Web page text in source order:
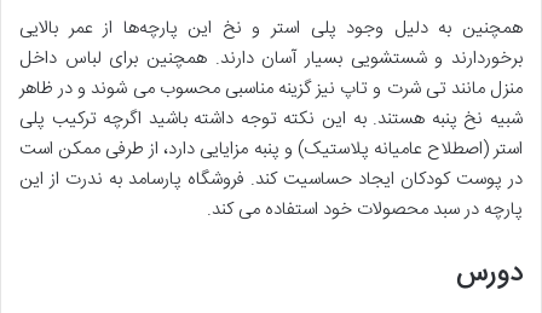
همچنین به دلیل وجود پلی استر و نخ این پارچه‌ها از عمر بالایی
برخوردارند و شستشویی بسیار آسان دارند. همچنین برای لباس داخل
منزل مانند تی شرت و تاپ نیز گزینه مناسبی محسوب می شوند و در ظاهر
شبیه نخ پنبه هستند. به این نکته توجه داشته باشید اگرچه ترکیب پلی
استر (اصطلاح عامیانه پلاستیک) و پنبه مزایایی دارد، از طرفی ممکن است
در پوست کودکان ایجاد حساسیت کند. فروشگاه پارسامد به ندرت از این
پارچه در سبد محصولات خود استفاده می کند.
دورس